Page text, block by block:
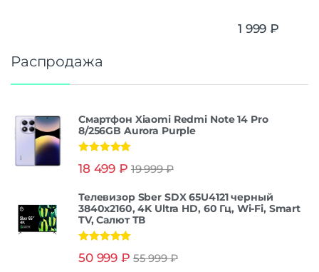
1 999 ₽
Распродажа
Смартфон Xiaomi Redmi Note 14 Pro
8/256GB Aurora Purple
из 5
18 499 ₽ 19 999₽
Телевизор Sber SDX 65U4121 черный
3840x2160, 4K Ultra HD, 60 Гц, Wi-Fi, Smart
TV, Салют ТВ
из 5
50 999 ₽ 55 999₽